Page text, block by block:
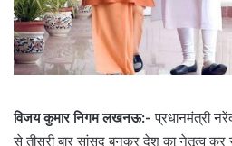
विजय कुमार निगम लखनऊ:-प्रधानमंत्री
से तीसरी बार सांसद बनकर देश का नेतृत्व कर